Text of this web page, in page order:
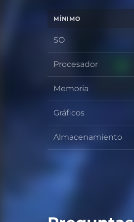
MÍNIMO
SO
Procesador
Memoria
Gráficos
Almacenamiento